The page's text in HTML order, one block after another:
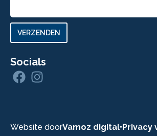
nieuwsbrief
VERZENDEN
Socials
Website doorVamoz digital• Privacy